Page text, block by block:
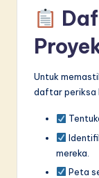
Untuk
daftar periksa
mereka.
Peta